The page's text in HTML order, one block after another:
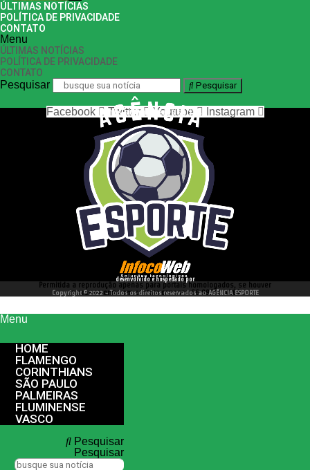
ÚLTIMAS NOTÍCIAS
POLÍTICA DE PRIVACIDADE
CONTATO
Menu
ÚLTIMAS NOTÍCIAS
POLÍTICA DE PRIVACIDADE
CONTATO
Pesquisar Pesquisar
nos siga nas redes sociais
Facebook Twitter Youtube Instagram
desenvolvido e hospedado por
Permitida a reprodução apenas para portais homologados, se houver
interesse entre em contato conosco 66 99977 4262
Copyright © 2022 - Todos os direitos reservados ao AGÊNCIA ESPORTE
Menu
HOME
FLAMENGO
CORINTHIANS
SÃO PAULO
PALMEIRAS
FLUMINENSE
VASCO
Pesquisar
Pesquisar